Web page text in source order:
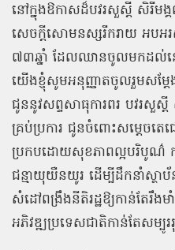
នៅក្នុងឱកាសដ៏បវរសួស្តី សិរីម
សេចក្តីសោមនស្សរីករាយ អបអរ
៧៣ឆ្នាំ ដែលឈានចូលមកដល់ន
យើងខ្ញុំសូមអនុញ្ញាតចូលរួមសម្ត
ជូននូវសព្ទសាធុការពរ បវរសួ
គ្រប់ប្រការ ជូនចំពោះសម្តេចត
ប្រកបដោយសុខភាពល្អបរិបូណ៌ កម្
ជន្មាយុយឺនយូរ ដើម្បីដឹកនាំស្ថា
សំដៅពង្រឹងនីតិរដ្ឋឱ្យកាន់តែរឹ
អភិវឌ្ឍប្រទេសជាតិកាន់តែសម្បូ